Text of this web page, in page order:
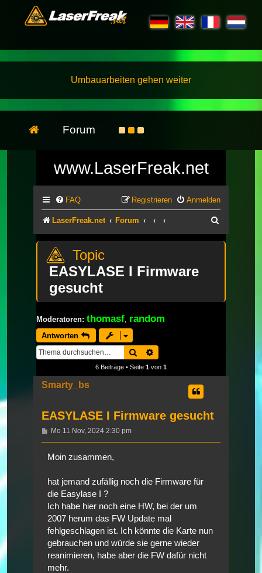
Umbauarbeiten gehen weiter
Forum
www.LaserFreak.net
FAQ Anmelden
Registrieren
LaserFreak.net Forum
EASYLASE I Firmware
gesucht
Moderatoren: thomasf, random
Antworten
Suche
6 Beiträge • Seite 1 von 1
Smarty_bs
EASYLASE I Firmware gesucht
Beitrag
Mo 11 Nov, 2024 2:30 pm
Moin zusammen,
hat jemand zufällig noch die Firmware für
die Easylase I ?
Ich habe hier noch eine HW, bei der um
2007 herum das FW Update mal
fehlgeschlagen ist. Ich könnte die Karte nun
gebrauchen und würde sie gerne wieder
reanimieren, habe aber die FW dafür nicht
mehr.